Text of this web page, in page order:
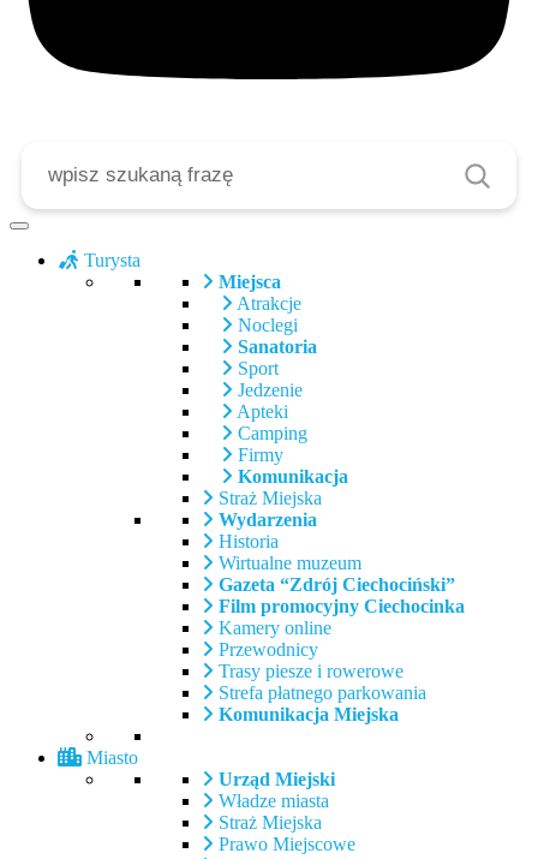
Turysta
Miejsca
Atrakcje
Noclegi
Sanatoria
Sport
Jedzenie
Apteki
Camping
Firmy
Komunikacja
Straż Miejska
Wydarzenia
Historia
Wirtualne muzeum
Gazeta “Zdrój Ciechociński”
Film promocyjny Ciechocinka
Kamery online
Przewodnicy
Trasy piesze i rowerowe
Strefa płatnego parkowania
Komunikacja Miejska
Miasto
Urząd Miejski
Władze miasta
Straż Miejska
Prawo Miejscowe